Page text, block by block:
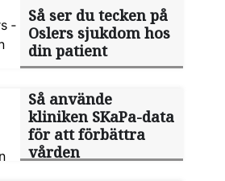
Så ser du tecken på
Oslers ­sjukdom hos
din patient
Så använde
kliniken SKaPa-data
för att förbättra
vården